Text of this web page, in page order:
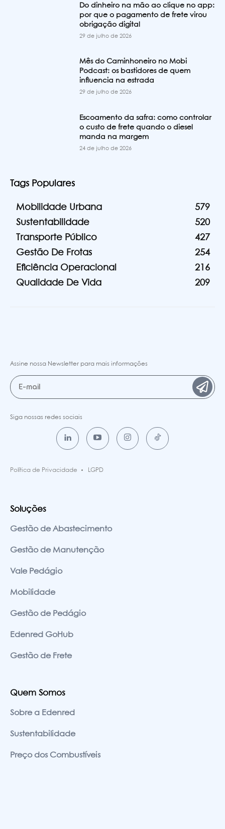
Do dinheiro na mão ao clique no app:
por que o pagamento de frete virou
obrigação digital
29 de julho de 2026
Mês do Caminhoneiro no Mobi
Podcast: os bastidores de quem
influencia na estrada
29 de julho de 2026
Escoamento da safra: como controlar
o custo de frete quando o diesel
manda na margem
24 de julho de 2026
Tags Populares
Mobilidade Urbana
579
Sustentabilidade
520
Transporte Público
427
Gestão De Frotas
254
Eficiência Operacional
216
Qualidade De Vida
209
Assine nossa Newsletter para mais informações
Siga nossas redes sociais
Política de Privacidade LGPD
Soluções
Gestão de Abastecimento
Gestão de Manutenção
Vale Pedágio
Mobilidade
Gestão de Pedágio
Edenred GoHub
Gestão de Frete
Quem Somos
Sobre a Edenred
Sustentabilidade
Preço dos Combustíveis